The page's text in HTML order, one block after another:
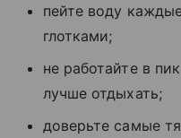
пейте воду
глотками;
не работайте в
лучше отдыхать;
доверьте самые